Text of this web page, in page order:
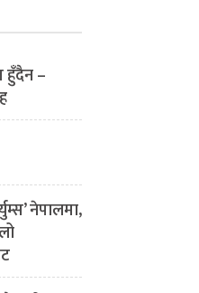
हुँदैन –
नेपालमा,